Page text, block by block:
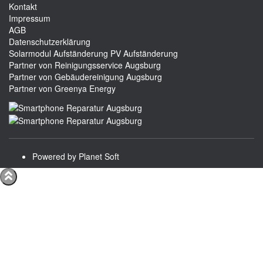
Kontakt
Impressum
AGB
Datenschutzerklärung
Solarmodul Aufständerung PV Aufständerung
Partner von Reinigungsservice Augsburg
Partner von Gebäudereinigung Augsburg
Partner von Greenya Energy
Powered by Planet Soft